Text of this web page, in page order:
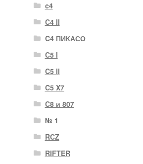
c4
C4 II
C4 ПИКАСО
C5 I
C5 II
C5 X7
C8 и 807
№ 1
RCZ
RIFTER